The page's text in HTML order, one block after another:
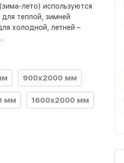
лето) используются
теплой, зимней
холодной, летней –
900х2000 мм
мм 1600х2000 мм